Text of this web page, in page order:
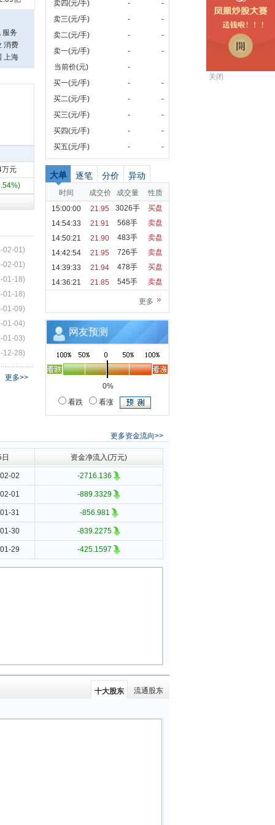
关闭
服务
消费
上海
元
02-01)
02-01)
01-18)
01-18)
01-09)
01-04)
01-03)
12-28)
更多>>
卖四(元/手) -
-
卖三(元/手)
-
-
卖二(元/手)
-
-
卖一(元/手)
-
-
当前价(元)
-
买一(元/手)
-
-
买二(元/手)
-
-
买三(元/手)
-
-
买四(元/手)
-
-
买五(元/手)
- -
大单 逐笔 分价 异动
时间 成交价 成交量
性质
15:00:00
21.95 3026手
买盘
14:54:33
21.91 568手
卖盘
14:50:21
21.90 483手
卖盘
14:42:54
21.95 726手
卖盘
14:39:33
21.94 478手
买盘
14:36:21
21.85 545手 卖盘
更多
网友预测
0%
看跌
看涨
更多资金流向>>
资金净流入(万元)
02 -2716.136
01 -889.3329
31 -856.981
30 -839.2275
29 -425.1597
十大股东 流通股东